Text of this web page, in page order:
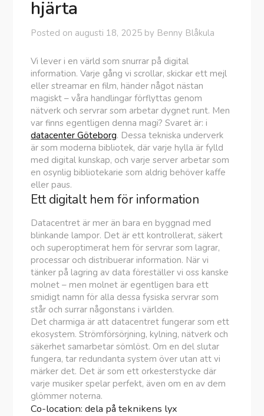
hjärta
Posted on augusti 18, 2025 by Benny Blåkula
Vi lever i en värld som snurrar på digital
information. Varje gång vi scrollar, skickar ett mejl
eller streamar en film, händer något nästan
magiskt – våra handlingar förflyttas genom
nätverk och servrar som arbetar dygnet runt. Men
var finns egentligen denna magi? Svaret är: i
datacenter Göteborg. Dessa tekniska underverk
är som moderna bibliotek, där varje hylla är fylld
med digital kunskap, och varje server arbetar som
en osynlig bibliotekarie som aldrig behöver kaffe
eller paus.
Ett digitalt hem för information
Datacentret är mer än bara en byggnad med
blinkande lampor. Det är ett kontrollerat, säkert
och superoptimerat hem för servrar som lagrar,
processar och distribuerar information. När vi
tänker på lagring av data föreställer vi oss kanske
molnet – men molnet är egentligen bara ett
smidigt namn för alla dessa fysiska servrar som
står och surrar någonstans i världen.
Det charmiga är att datacentret fungerar som ett
ekosystem. Strömförsörjning, kylning, nätverk och
säkerhet samarbetar sömlöst. Om en del slutar
fungera, tar redundanta system över utan att vi
märker det. Det är som ett orkesterstycke där
varje musiker spelar perfekt, även om en av dem
glömmer noterna.
Co-location: dela på teknikens lyx